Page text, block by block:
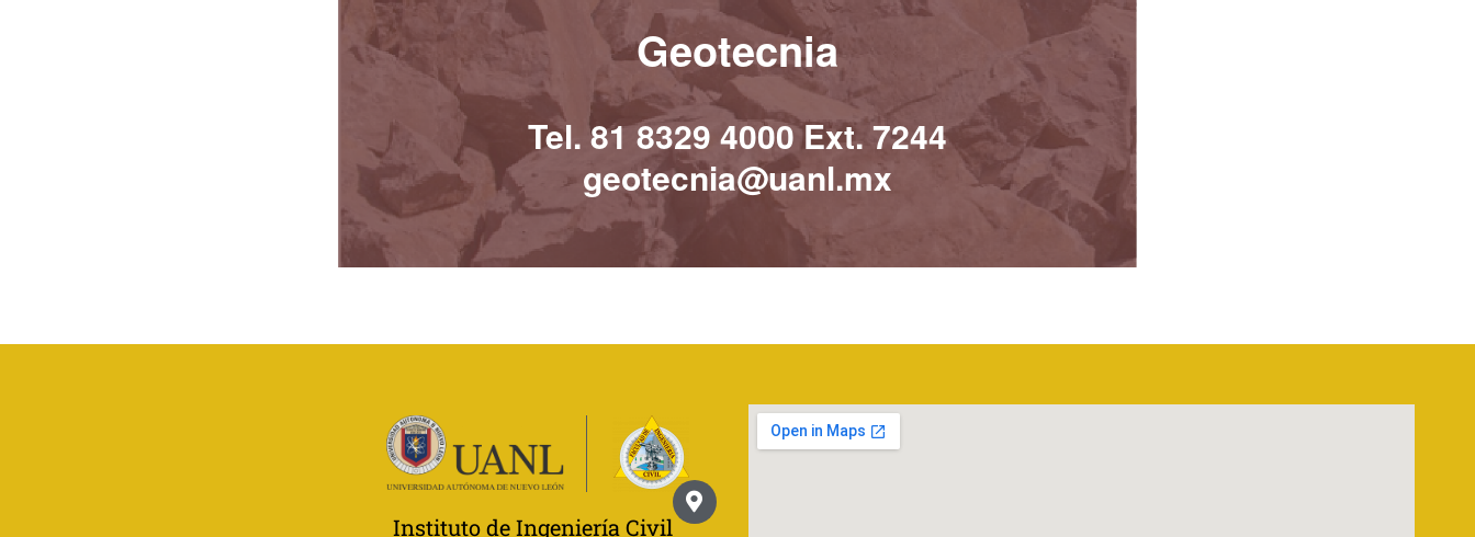
Geotecnia
Tel. 81 8329 4000 Ext. 7244
geotecnia@uanl.mx
Instituto de Ingeniería Civil